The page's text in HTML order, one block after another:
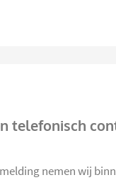
telefonisch
nemen wij